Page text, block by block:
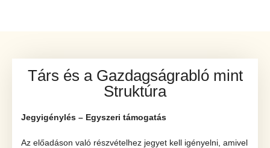
Társ és a Gazdagságrabló mint
Struktúra
Jegyigénylés – Egyszeri támogatás
Az előadáson való részvételhez jegyet kell igényelni, amivel